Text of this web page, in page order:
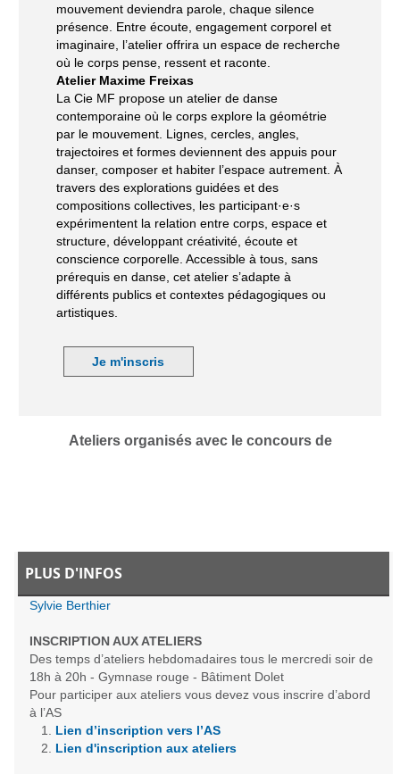
mouvement deviendra parole, chaque silence
présence. Entre écoute, engagement corporel et
imaginaire, l’atelier offrira un espace de recherche
où le corps pense, ressent et raconte.
Atelier Maxime Freixas
La Cie MF propose un atelier de danse
contemporaine où le corps explore la géométrie
par le mouvement. Lignes, cercles, angles,
trajectoires et formes deviennent des appuis pour
danser, composer et habiter l’espace autrement. À
travers des explorations guidées et des
compositions collectives, les participant·e·s
expérimentent la relation entre corps, espace et
structure, développant créativité, écoute et
conscience corporelle. Accessible à tous, sans
prérequis en danse, cet atelier s’adapte à
différents publics et contextes pédagogiques ou
artistiques.
Je m'inscris
Ateliers organisés avec le concours de
PLUS D'INFOS
Sylvie Berthier
INSCRIPTION AUX ATELIERS
Des temps d’ateliers hebdomadaires tous le mercredi soir de
18h à 20h - Gymnase rouge - Bâtiment Dolet
Pour participer aux ateliers vous devez vous inscrire d’abord
à l’AS
Lien d’inscription vers l’AS
Lien d'inscription aux ateliers